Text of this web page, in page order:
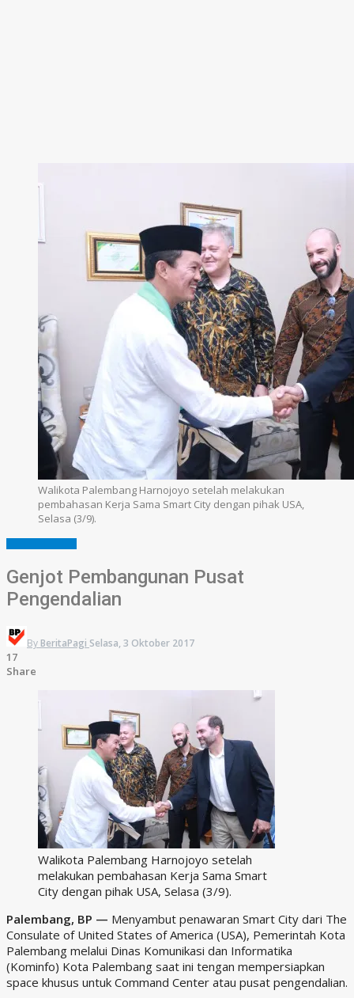
Walikota Palembang Harnojoyo setelah melakukan
pembahasan Kerja Sama Smart City dengan pihak USA,
Selasa (3/9).
Genjot Pembangunan Pusat
Pengendalian
By BeritaPagi Selasa, 3 Oktober 2017
17
Share
Walikota Palembang Harnojoyo setelah
melakukan pembahasan Kerja Sama Smart
City dengan pihak USA, Selasa (3/9).
Palembang, BP — Menyambut penawaran Smart City dari The
Consulate of United States of America (USA), Pemerintah Kota
Palembang melalui Dinas Komunikasi dan Informatika
(Kominfo) Kota Palembang saat ini tengan mempersiapkan
space khusus untuk Command Center atau pusat pengendalian.